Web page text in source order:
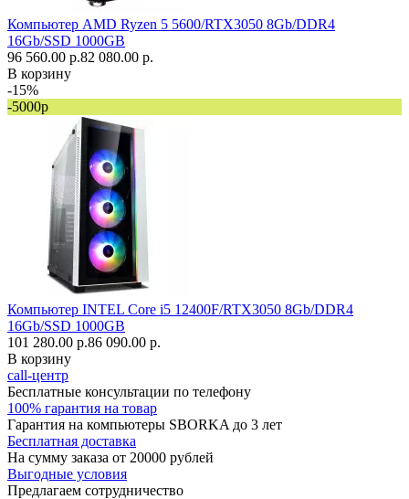
Компьютер AMD Ryzen 5 5600/RTX3050 8Gb/DDR4
16Gb/SSD 1000GB
96 560.00 р.82 080.00 р.
В корзину
-15%
-5000р
Компьютер INTEL Core i5 12400F/RTX3050 8Gb/DDR4
16Gb/SSD 1000GB
101 280.00 р.86 090.00 р.
В корзину
call-центр
Бесплатные консультации по телефону
100% гарантия на товар
Гарантия на компьютеры SBORKA до 3 лет
Бесплатная доставка
На сумму заказа от 20000 рублей
Выгодные условия
Предлагаем сотрудничество